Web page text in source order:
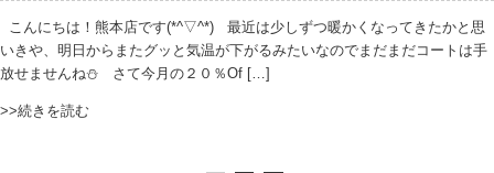
こんにちは！熊本店です(*^▽^*) 最近は少しずつ暖かくなってきたかと思
いきや、明日からまたグッと気温が下がるみたいなのでまだまだコートは手
放せませんね⛄ さて今月の２０％Of […]
>>続きを読む